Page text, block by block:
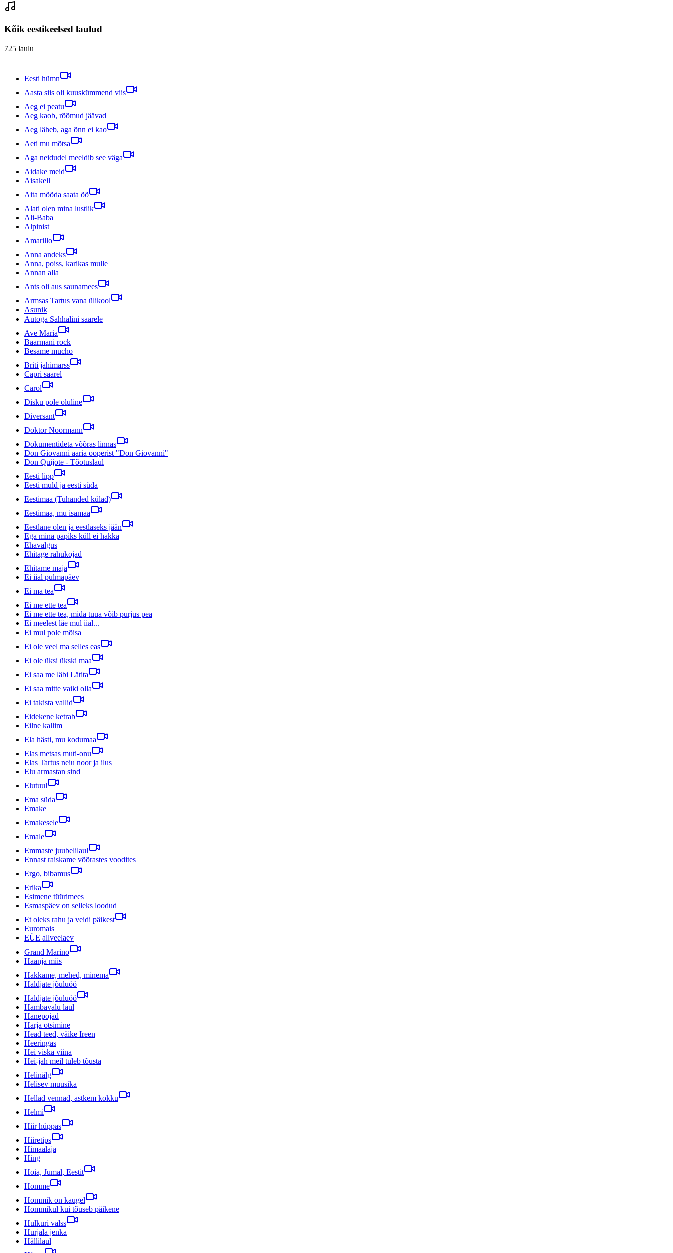
Kõik eestikeelsed laulud
725 laulu
Eesti hümn
Aasta siis oli kuuskümmend viis
Aeg ei peatu
Aeg kaob, rõõmud jäävad
Aeg läheb, aga õnn ei kao
Aeti mu mõtsa
Aga neidudel meeldib see väga
Aidake meid
Aisakell
Aita mööda saata öö
Alati olen mina lustlik
Ali-Baba
Alpinist
Amarillo
Anna andeks
Anna, poiss, karikas mulle
Annan alla
Ants oli aus saunamees
Armsas Tartus vana ülikool
Asunik
Autoga Sahhalini saarele
Ave Maria
Baarmani rock
Besame mucho
Briti jahimarss
Capri saarel
Carol
Disku pole oluline
Diversant
Doktor Noormann
Dokumentideta võõras linnas
Don Giovanni aaria ooperist "Don Giovanni"
Don Quijote - Tõotuslaul
Eesti lipp
Eesti muld ja eesti süda
Eestimaa (Tuhanded külad)
Eestimaa, mu isamaa
Eestlane olen ja eestlaseks jään
Ega mina papiks küll ei hakka
Ehavalgus
Ehitage rahukojad
Ehitame maja
Ei iial pulmapäev
Ei ma tea
Ei me ette tea
Ei me ette tea, mida tuua võib purjus pea
Ei meelest läe mul iial...
Ei mul pole mõisa
Ei ole veel ma selles eas
Ei ole üksi ükski maa
Ei saa me läbi Lätita
Ei saa mitte vaiki olla
Ei takista vallid
Eidekene ketrab
Eilne kallim
Ela hästi, mu kodumaa
Elas metsas muti-onu
Elas Tartus neiu noor ja ilus
Elu armastan sind
Elutuul
Ema süda
Emake
Emakesele
Emale
Emmaste juubelilaul
Ennast raiskame võõrastes voodites
Ergo, bibamus
Erika
Esimene tüürimees
Esmaspäev on selleks loodud
Et oleks rahu ja veidi päikest
Euromais
EÜE allveelaev
Grand Marino
Haanja miis
Hakkame, mehed, minema
Haldjate jõuluöö
Haldjate jõuluöö
Hambavalu laul
Hanepojad
Harja otsimine
Head teed, väike Ireen
Heeringas
Hei viska viina
Hei-jah meil tuleb tõusta
Helinälg
Helisev muusika
Hellad vennad, astkem kokku
Helmi
Hiir hüppas
Hiiretips
Himaalaja
Hing
Hoia, Jumal, Eestit
Homme
Hommik on kaugel
Hommikul kui tõuseb päikene
Hulkuri valss
Hurjala jenka
Hällilaul